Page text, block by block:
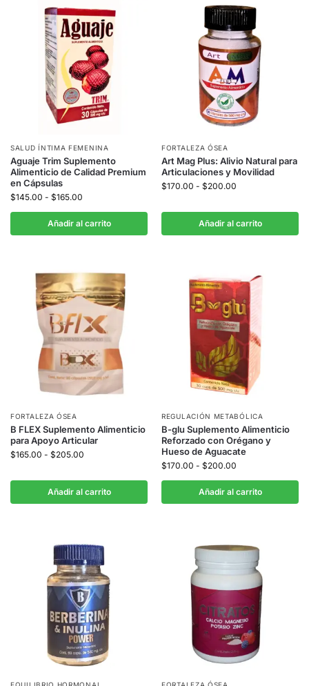
SALUD ÍNTIMA FEMENINA
Aguaje Trim Suplemento
Alimenticio de Calidad Premium
en Cápsulas
$145.00 - $165.00
Añadir al carrito
FORTALEZA ÓSEA
Art Mag Plus: Alivio Natural para
Articulaciones y Movilidad
$170.00 - $200.00
Añadir al carrito
FORTALEZA ÓSEA
B FLEX Suplemento Alimenticio
para Apoyo Articular
$165.00 - $205.00
Añadir al carrito
REGULACIÓN METABÓLICA
B-glu Suplemento Alimenticio
Reforzado con Orégano y
Hueso de Aguacate
$170.00 - $200.00
Añadir al carrito